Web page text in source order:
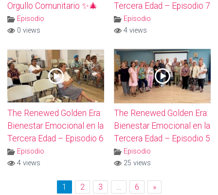
Orgullo Comunitario ✨🎄
Episodio
0 views
Tercera Edad – Episodio 7
Episodio
4 views
The Renewed Golden Era:
Bienestar Emocional en la
Tercera Edad – Episodio 6
Episodio
4 views
The Renewed Golden Era:
Bienestar Emocional en la
Tercera Edad – Episodio 5
Episodio
25 views
1 2 3 … 6 »